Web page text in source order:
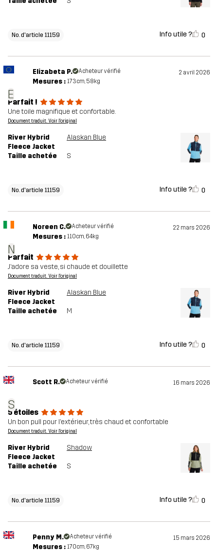
No. d'article 11159 Info utile ? 0
E
Elizabeta P. Acheteur vérifié 2 avril 2026
Mesures : 173cm, 58kg
Parfait !
Une toile magnifique et confortable.
Document traduit. Voir l'original
River Hybrid
Fleece Jacket
Alaskan Blue
Taille achetée S
No. d'article 11159 Info utile ? 0
N
Noreen C. Acheteur vérifié 22 mars 2026
Mesures : 110cm, 64kg
Parfait
J’adore sa veste, si chaude et douillette
Document traduit. Voir l'original
River Hybrid
Fleece Jacket
Alaskan Blue
Taille achetée M
No. d'article 11159 Info utile ? 0
S
Scott R. Acheteur vérifié 16 mars 2026
5 étoiles
Un bon pull pour l’extérieur, très chaud et confortable
Document traduit. Voir l'original
River Hybrid
Fleece Jacket
Shadow
Taille achetée S
No. d'article 11159 Info utile ? 0
Penny M. Acheteur vérifié 15 mars 2026
Mesures : 170cm, 67kg